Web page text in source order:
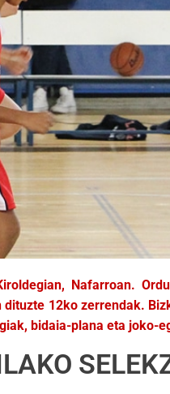
Nafarroan.
12ko zerrendak.
bidaia-plana eta joko-